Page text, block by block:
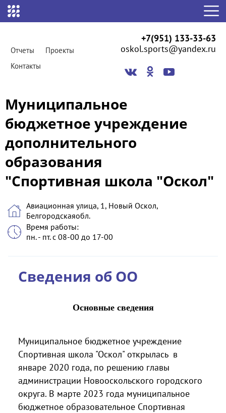
Отчеты
Проекты
Контакты
+7(951) 133-33-63
oskol.sports@yandex.ru
Муниципальное
бюджетное учреждение
дополнительного
образования
"Спортивная школа "Оскол"
Авиационная улица, 1, Новый Оскол,
Белгородскаяобл.
Время работы:
пн. - пт. с 08-00 до 17-00
Сведения об ОО
Основные сведения
Муниципальное бюджетное учреждение
Спортивная школа "Оскол" открылась в
январе 2020 года, по решению главы
администрации Новооскольского городского
округа. В марте 2023 года муниципальное
бюджетное образовательное Спортивная